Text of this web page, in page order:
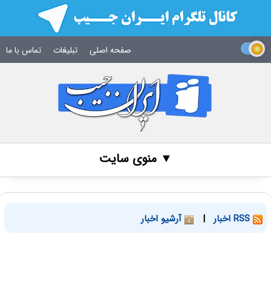
صفحه اصلی تبلیغات تماس با ما
▼ منوی سایت
| آرشیو اخبار